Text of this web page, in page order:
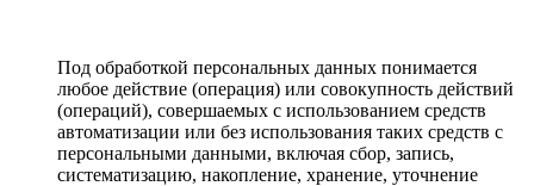
Под обработкой персональных данных понимается
любое действие (операция) или совокупность действий
(операций), совершаемых с использованием средств
автоматизации или без использования таких средств с
персональными данными, включая сбор, запись,
систематизацию, накопление, хранение, уточнение